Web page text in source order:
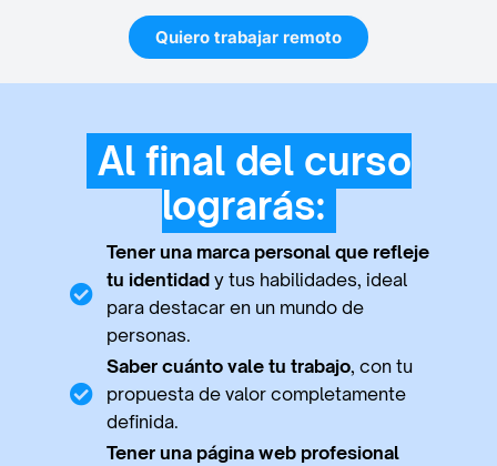
Quiero trabajar remoto
Al final del curso
lograrás:
Tener una marca personal que refleje
tu identidad y tus habilidades, ideal
para destacar en un mundo de
personas.
Saber cuánto vale tu trabajo, con tu
propuesta de valor completamente
definida.
Tener una página web profesional